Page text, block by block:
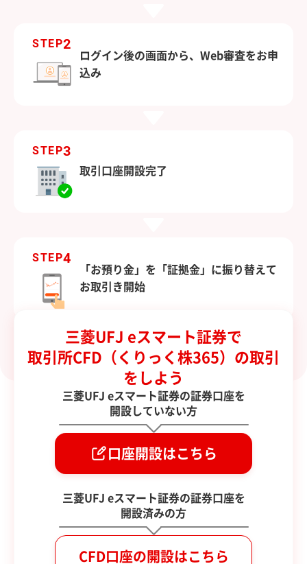
STEP2
ログイン後の画面から、Web審査をお申
込み
STEP3
取引口座開設完了
STEP4
「お預り金」を「証拠金」に振り替えて
お取引き開始
口座開設からお取引までの流れ
三菱UFJ eスマート証券で
取引所CFD（くりっく株365）の取引
をしよう
三菱UFJ eスマート証券の証券口座を
開設していない方
口座開設はこちら
三菱UFJ eスマート証券の証券口座を
開設済みの方
CFD口座の開設はこちら